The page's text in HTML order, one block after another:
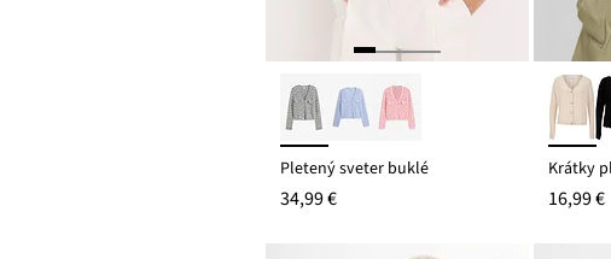
Pletený sveter buklé
34,99 €
Krátky
16,99 €